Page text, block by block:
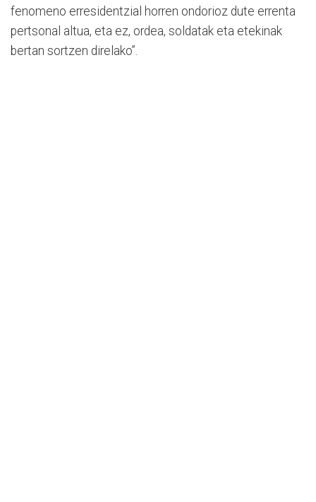
fenomeno erresidentzial horren ondorioz dute errenta
pertsonal altua, eta ez, ordea, soldatak eta etekinak
bertan sortzen direlako”.